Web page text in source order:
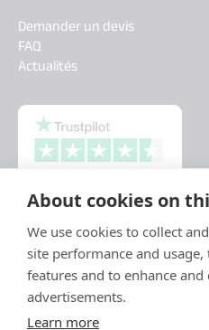
About cookies on
We use cookies to collect
site performance and
features and to enhance
advertisements.
Learn more
Demander un devis
FAQ
Actualités